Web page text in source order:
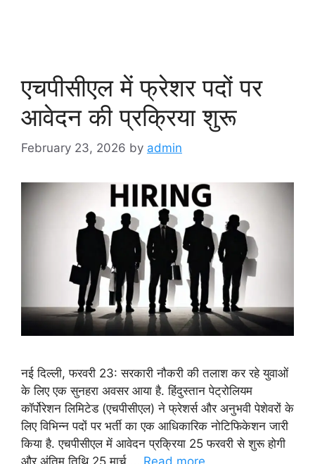
एचपीसीएल में फ्रेशर पदों पर
आवेदन की प्रक्रिया शुरू
February 23, 2026 by admin
नई दिल्ली, फरवरी 23: सरकारी नौकरी की तलाश कर रहे युवाओं
के लिए एक सुनहरा अवसर आया है. हिंदुस्तान पेट्रोलियम
कॉर्पोरेशन लिमिटेड (एचपीसीएल) ने फ्रेशर्स और अनुभवी पेशेवरों के
लिए विभिन्न पदों पर भर्ती का एक आधिकारिक नोटिफिकेशन जारी
किया है. एचपीसीएल में आवेदन प्रक्रिया 25 फरवरी से शुरू होगी